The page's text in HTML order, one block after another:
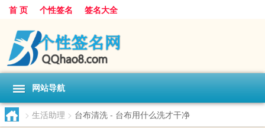
首 页 个性签名 签名大全
网站导航
> 生活助理 > 台布清洗 - 台布用什么洗才干净